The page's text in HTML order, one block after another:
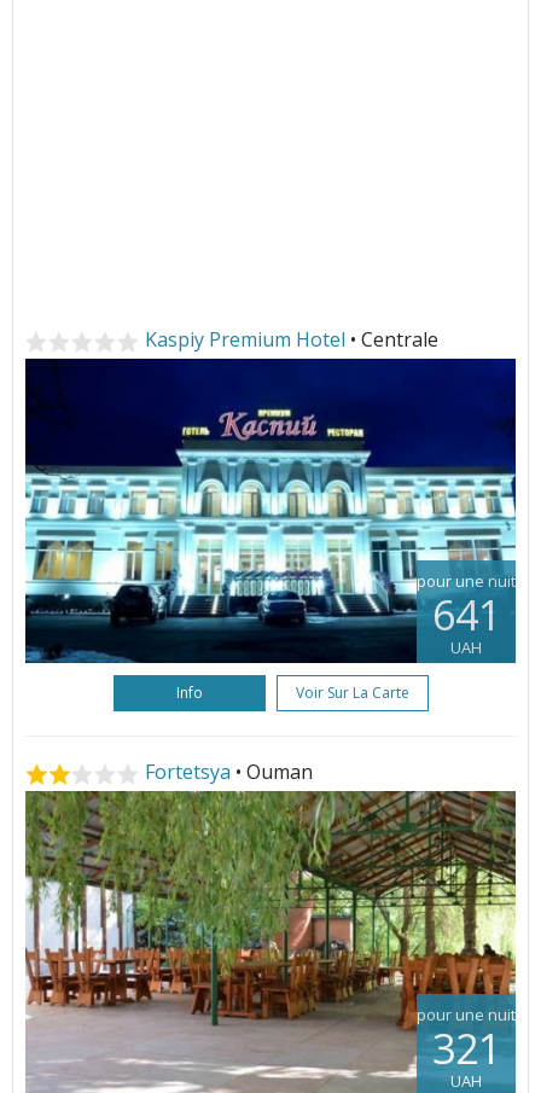
Kaspiy Premium Hotel • Centrale
pour une nuit
641
UAH
Info Voir Sur La Carte
Fortetsya • Ouman
pour une nuit
321
UAH